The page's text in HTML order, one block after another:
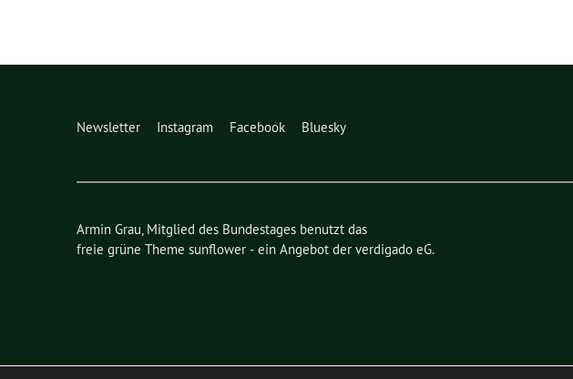
Newsletter Instagram Facebook Bluesky
Armin Grau, Mitglied des Bundestages benutzt das
freie grüne Theme sunflower ‐ ein Angebot der verdigado eG.